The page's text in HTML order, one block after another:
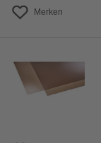
Merken